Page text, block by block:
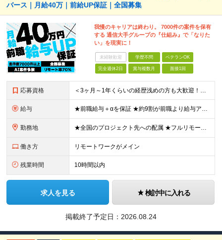
バース｜月給40万｜前給UP保証｜全国募集
我慢のキャリアは終わり。 7000件の案件を保有
する 通信大手グループの『仕組み』で「なりた
い」を現実に！
未経験歓迎 学歴不問 ベテランOK
完全週休2日 賞与複数月 面接1回
応募資格 ＜3ヶ月～1年くらいの経歴浅めの方も大歓迎！＞ ■学歴不問 ■何かしらの開発経験をお持ちの方 ■第二新卒OK ▼こんな方にピッタリです！▼ □スキルアップしたい方 □最先端技術を習得したい方 □AI
給与 ★前職給与＋αを保証 ★約9割が前職より給与アップを実現 月給40万円以上＋各種手当＋賞与 ＜9割が年収アップを実現＞ 入社されたエンジニアの9割が前職よりも給与アップをしています！ 残り1割は前
勤務地 ★全国のプロジェクト先への配属 ★フルリモートワーク案件あり ★転勤なし 勤務地はご希望を考慮し、決定します。 「自宅から近い場所が良い」といった要望もお聞かせください！ ＜配属エリア＞ ［東北］
働き方 リモートワークがメイン
残業時間 10時間以内
求人を見る 検討中に入れる
掲載終了予定日： 2026.08.24